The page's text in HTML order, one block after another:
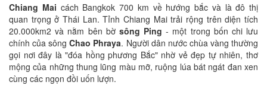
Chiang Mai cách Bangkok 700 km về hướng bắc và là đô thị
quan trọng ở Thái Lan. Tỉnh Chiang Mai trải rộng trên diện tích
20.000km2 và nằm bên bờ sông Ping - một trong bốn chi lưu
chính của sôngChao Phraya. Người dân nước chùa vàng thường
gọi nơi đây là "đóa hồng phương Bắc" nhờ vẻ đẹp tự nhiên, thơ
mộng của những thung lũng màu mỡ, ruộng lúa bát ngát đan xen
cùng các ngọn đồi uốn lượn.